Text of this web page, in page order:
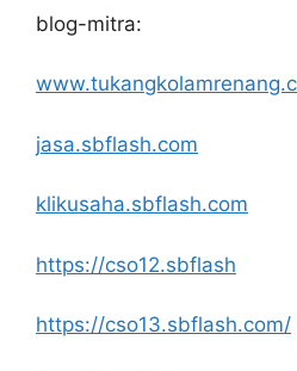
blog-mitra:
jasa.sbflash.com
klikusaha.sbflash.com
https://cso12.sbflash
https://cso13.sbflash.com/